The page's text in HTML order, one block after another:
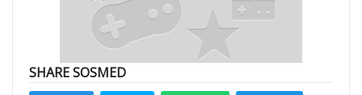
SHARE SOSMED